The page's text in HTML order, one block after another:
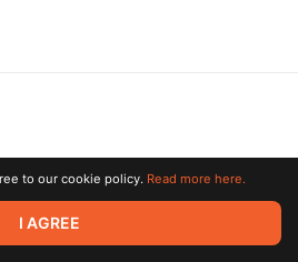
All rights reserved. All trademarks
owners.
to our cookie policy. Read more here.
I AGREE